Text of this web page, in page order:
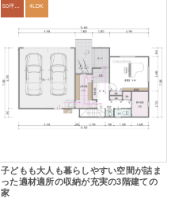
50坪以上 4LDK
子どもも大人も暮らしやすい空間が詰ま
った適材適所の収納が充実の3階建ての
家